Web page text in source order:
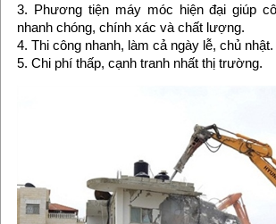
3. Phương tiện máy móc hiện đại giúp
nhanh chóng, chính xác và chất lượng.
4. Thi công nhanh, làm cả ngày lễ, chủ nhật.
5. Chi phí thấp, cạnh tranh nhất thị trường.